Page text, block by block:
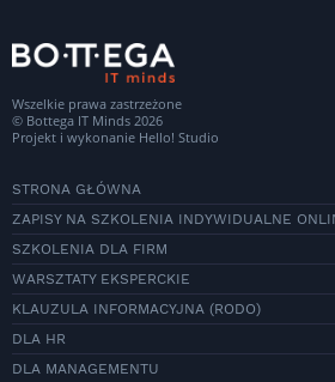
Wszelkie prawa zastrzeżone
© Bottega IT Minds 2026
Projekt i wykonanie Hello! Studio
STRONA GŁÓWNA
ZAPISY NA SZKOLENIA INDYWIDUALNE
SZKOLENIA DLA FIRM
WARSZTATY EKSPERCKIE
KLAUZULA INFORMACYJNA (RODO)
DLA HR
DLA MANAGEMENTU